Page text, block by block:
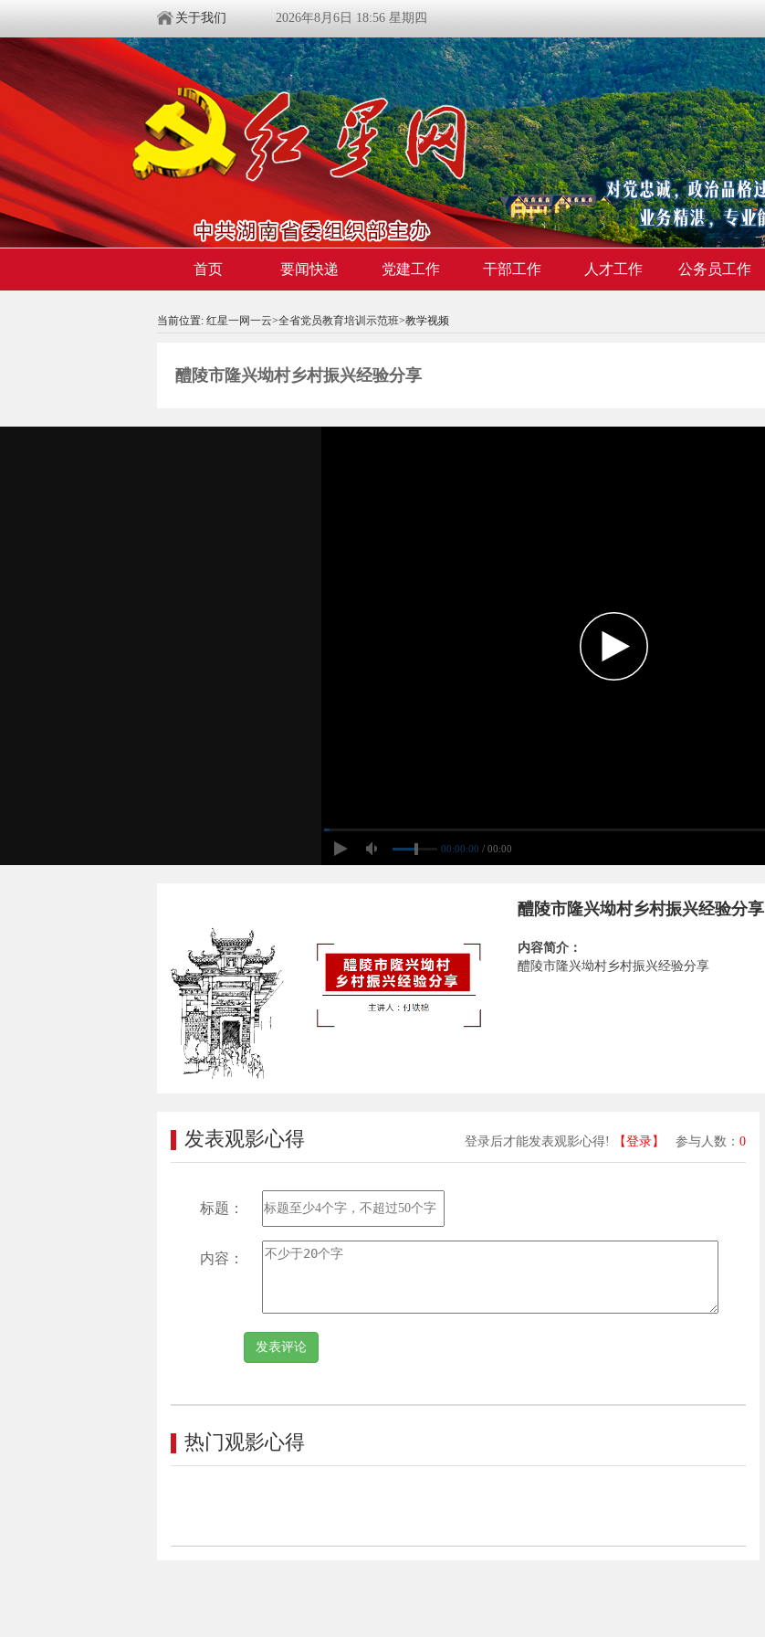
关于我们 2026年8月6日 18:56 星期四
首页 要闻快递 党建工作 干部工作 人才工作 公务员工作
当前位置: 红星一网一云>全省党员教育培训示范班>教学视频
醴陵市隆兴坳村乡村振兴经验分享
00:00:00 / 00:00
醴陵市隆兴坳村乡村振兴经验分享
内容简介：
醴陵市隆兴坳村乡村振兴经验分享
登录后才能发表观影心得! 【登录】 参与人数： 0
发表观影心得
标题：
内容：
热门观影心得